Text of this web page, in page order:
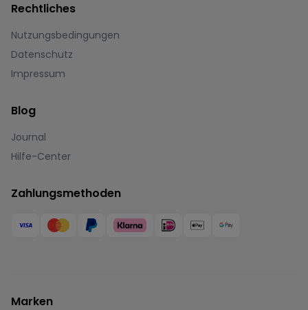
Rechtliches
Nutzungsbedingungen
Datenschutz
Impressum
Blog
Journal
Hilfe-Center
Zahlungsmethoden
Marken